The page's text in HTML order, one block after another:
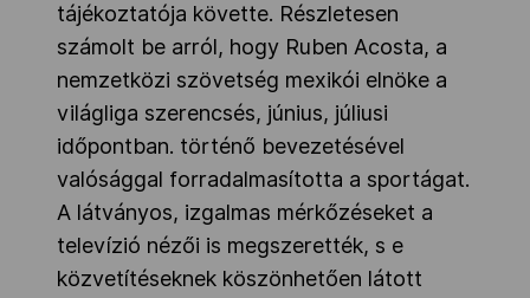
tájékoztatója követte. Részletesen
számolt be arról, hogy Ruben Acosta, a
nemzetközi szövetség mexikói elnöke a
világliga szerencsés, június, júliusi
időpontban. történő bevezetésével
valósággal forradalmasította a sportágat.
A látványos, izgalmas mérkőzéseket a
televízió nézői is megszerették, s e
közvetítéseknek köszönhetően látott